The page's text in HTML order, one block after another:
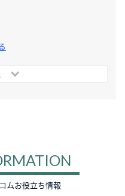
ムお役立ち情報